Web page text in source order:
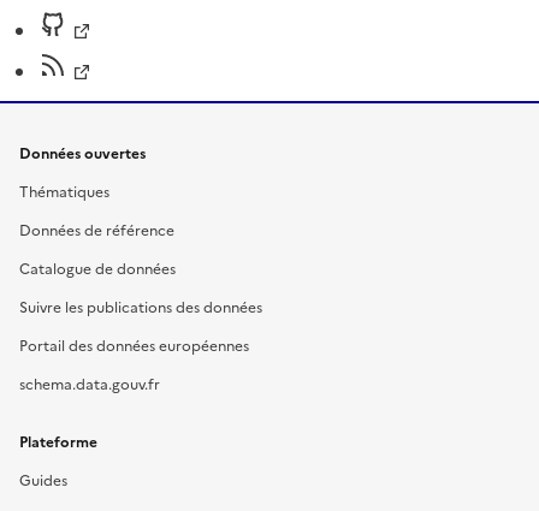
Données ouvertes
Thématiques
Données de référence
Catalogue de données
Suivre les publications des données
Portail des données européennes
schema.data.gouv.fr
Plateforme
Guides